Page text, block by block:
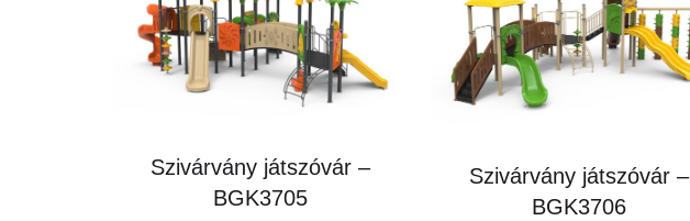
Szivárvány játszóvár –
BGK3705
Szivárvány játszóvár –
BGK3706